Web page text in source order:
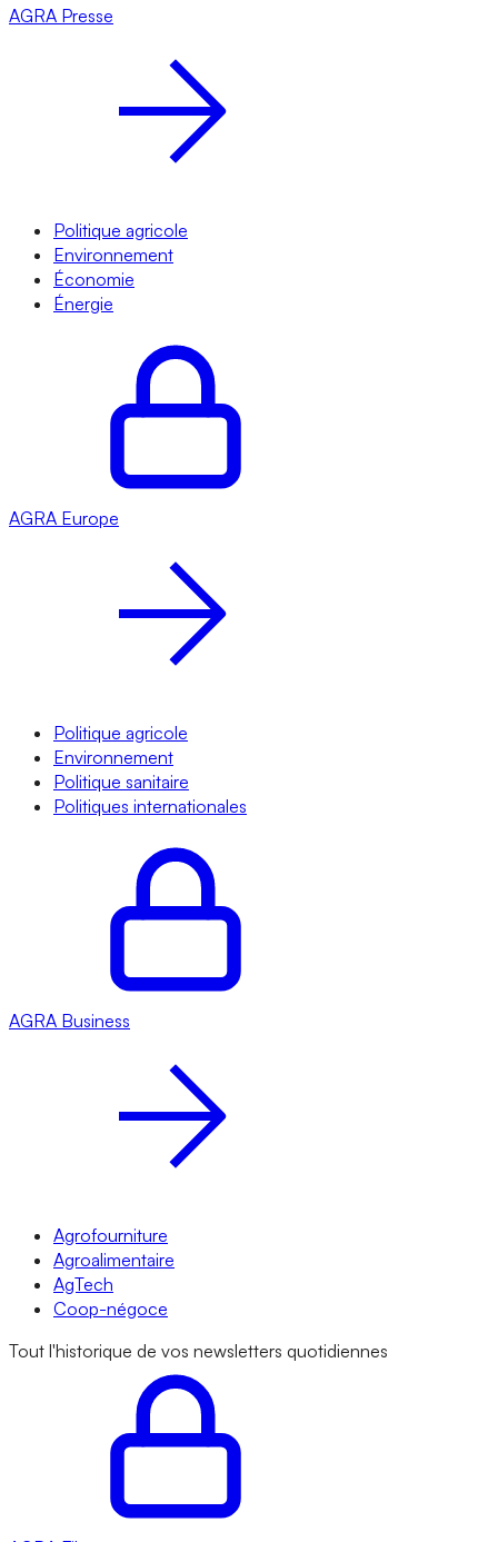
AGRA Presse
Politique agricole
Environnement
Économie
Énergie
AGRA Europe
Politique agricole
Environnement
Politique sanitaire
Politiques internationales
AGRA Business
Agrofourniture
Agroalimentaire
AgTech
Coop-négoce
Tout l'historique de vos newsletters quotidiennes